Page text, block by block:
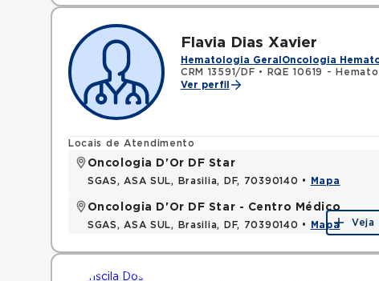
Flavia Dias Xavier
Hematologia Geral Oncologia
CRM 13591/DF • RQE 10619 -
Ver perfil
Locais de Atendimento
Oncologia D'Or DF Star
SGAS, ASA SUL, Brasilia, DF, 70390140 • Mapa
Oncologia D'Or DF Star - Centro Médico
SGAS, ASA SUL, Brasilia, DF, 70390140 • Mapa Veja